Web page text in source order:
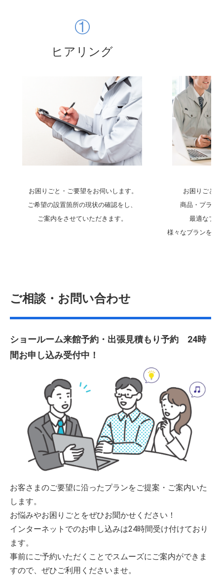
①
ヒアリング
お困りごと・ご要望をお伺いします。
ご希望の設置箇所の現状の確認をし、
ご案内をさせていただきます。
お困りごと
商品・プラン
最適なプ
様々なプランをご
ご相談・お問い合わせ
ショールーム来館予約・出張見積もり予約 24時
間お申し込み受付中！
お客さまのご要望に沿ったプランをご提案・ご案内いた
します。
お悩みやお困りごとをぜひお聞かせください！
インターネットでのお申し込みは24時間受け付けており
ます。
事前にご予約いただくことでスムーズにご案内ができま
すので、ぜひご利用くださいませ。